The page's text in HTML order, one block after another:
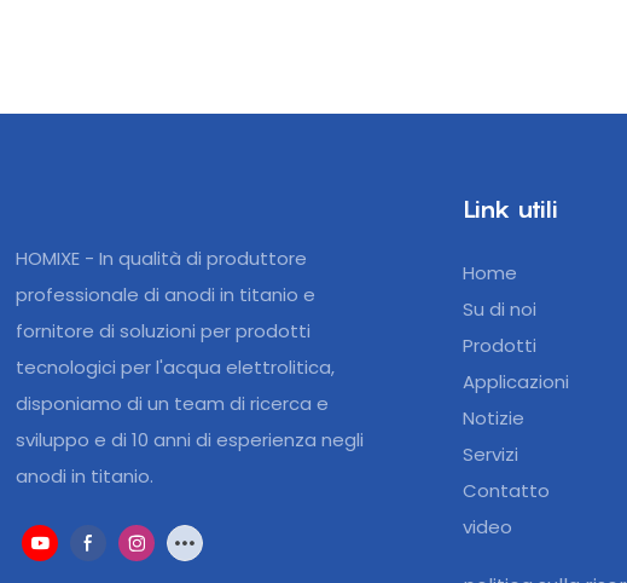
HOMIXE - In qualità di produttore
professionale di anodi in titanio e
fornitore di soluzioni per prodotti
tecnologici per l'acqua elettrolitica,
disponiamo di un team di ricerca e
sviluppo e di 10 anni di esperienza negli
anodi in titanio.
Link utili
Home
Su di noi
Prodotti
Applicazioni
Notizie
Servizi
Contatto
video